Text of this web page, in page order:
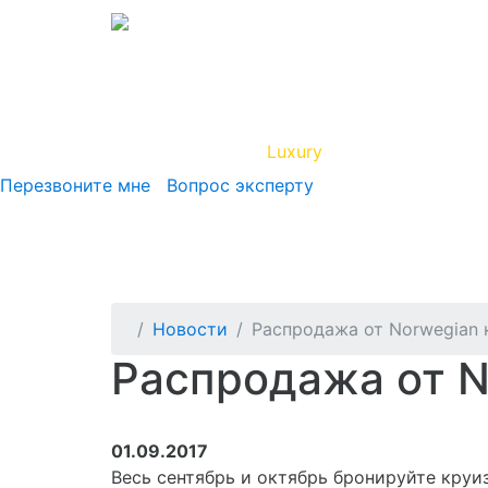
Luxury
Перезвоните мне
Вопрос эксперту
Новости Распродажа от Norwegian
Распродажа от
01.09.2017
Весь сентябрь и октябрь бронируйте